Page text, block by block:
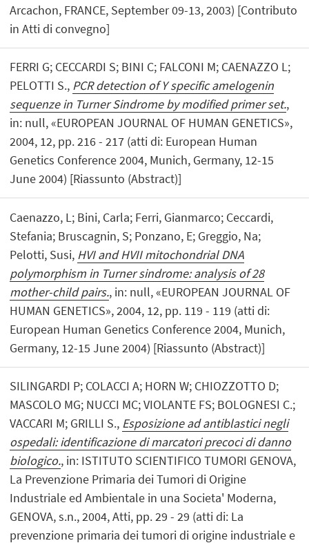
Arcachon, FRANCE, September 09-13, 2003) [Contributo
in Atti di convegno]
FERRI G; CECCARDI S; BINI C; FALCONI M; CAENAZZO L;
PELOTTI S., PCR detection of Y specific amelogenin
sequenze in Turner Sindrome by modified primer set.,
in: null, «EUROPEAN JOURNAL OF HUMAN GENETICS»,
2004, 12, pp. 216 - 217 (atti di: European Human
Genetics Conference 2004, Munich, Germany, 12-15
June 2004) [Riassunto (Abstract)]
Caenazzo, L; Bini, Carla; Ferri, Gianmarco; Ceccardi,
Stefania; Bruscagnin, S; Ponzano, E; Greggio, Na;
Pelotti, Susi, HVI and HVII mitochondrial DNA
polymorphism in Turner sindrome: analysis of 28
mother-child pairs., in: null, «EUROPEAN JOURNAL OF
HUMAN GENETICS», 2004, 12, pp. 119 - 119 (atti di:
European Human Genetics Conference 2004, Munich,
Germany, 12-15 June 2004) [Riassunto (Abstract)]
SILINGARDI P; COLACCI A; HORN W; CHIOZZOTTO D;
MASCOLO MG; NUCCI MC; VIOLANTE FS; BOLOGNESI C.;
VACCARI M; GRILLI S., Esposizione ad antiblastici negli
ospedali: identificazione di marcatori precoci di danno
biologico., in: ISTITUTO SCIENTIFICO TUMORI GENOVA,
La Prevenzione Primaria dei Tumori di Origine
Industriale ed Ambientale in una Societa' Moderna,
GENOVA, s.n., 2004, Atti, pp. 29 - 29 (atti di: La
prevenzione primaria dei tumori di origine industriale e